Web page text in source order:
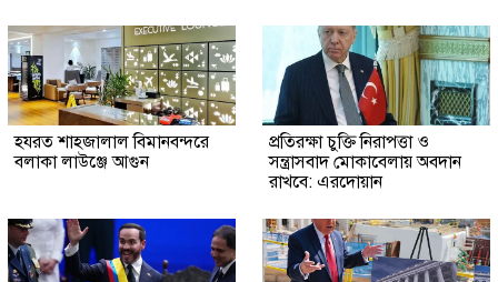
হযরত শাহজালাল বিমানবন্দরে
বলাকা লাউঞ্জে আগুন
প্রতিরক্ষা চুক্তি নিরাপত্তা ও
সন্ত্রাসবাদ মোকাবেলায় অবদান
রাখবে: এরদোয়ান